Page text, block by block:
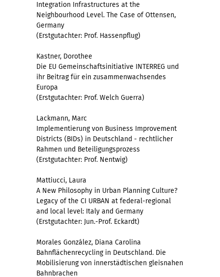
Integration Infrastructures at the
Neighbourhood Level. The Case of Ottensen,
Germany
(Erstgutachter: Prof. Hassenpflug)
Kastner, Dorothee
Die EU Gemeinschaftsinitiative INTERREG und
ihr Beitrag für ein zusammenwachsendes
Europa
(Erstgutachter: Prof. Welch Guerra)
Lackmann, Marc
Implementierung von Business Improvement
Districts (BIDs) in Deutschland - rechtlicher
Rahmen und Beteiligungsprozess
(Erstgutachter: Prof. Nentwig)
Mattiucci, Laura
A New Philosophy in Urban Planning Culture?
Legacy of the CI URBAN at federal-regional
and local level: Italy and Germany
(Erstgutachter: Jun.-Prof. Eckardt)
Morales González, Diana Carolina
Bahnflächenrecycling in Deutschland. Die
Mobilisierung von innerstädtischen gleisnahen
Bahnbrachen